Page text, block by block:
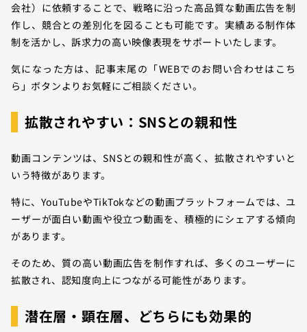
会社）に依頼することで、戦略に沿った高品質な動画広告を制
作し、競合との差別化を図ることも可能です。実績ある制作体
制を活かし、訴求力の高い映像表現をサポートいたします。
気になった方は、記事末尾の「WEBでのお問い合わせはこち
ら」ボタンよりお気軽にご相談ください。
拡散されやすい：SNSとの親和性
動画コンテンツは、SNSとの親和性が高く、拡散されやすいと
いう特徴があります。
特に、YouTubeやTikTokなどの動画プラットフォームでは、ユ
ーザーが面白い動画や役立つ動画を、積極的にシェアする傾向
があります。
そのため、質の高い動画広告を制作すれば、多くのユーザーに
拡散され、認知度向上につながる可能性があります。
潜在層・顕在層、どちらにも効果的